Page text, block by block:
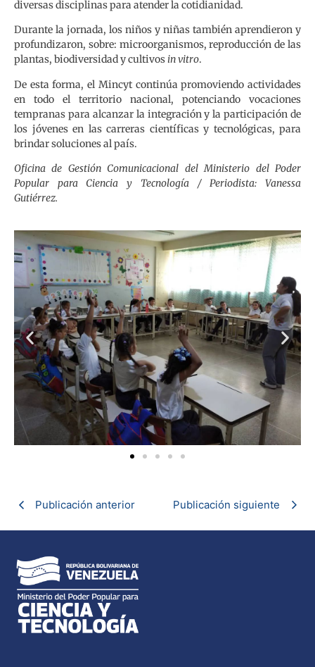
diversas disciplinas para atender la cotidianidad.
Durante la jornada, los niños y niñas también aprendieron y
profundizaron, sobre: microorganismos, reproducción de las
plantas, biodiversidad y cultivos in vitro.
De esta forma, el Mincyt continúa promoviendo actividades
en todo el territorio nacional, potenciando vocaciones
tempranas para alcanzar la integración y la participación de
los jóvenes en las carreras científicas y tecnológicas, para
brindar soluciones al país.
Oficina de Gestión Comunicacional del Ministerio del Poder
Popular para Ciencia y Tecnología / Periodista: Vanessa
Gutiérrez.
Publicación anterior Publicación siguiente